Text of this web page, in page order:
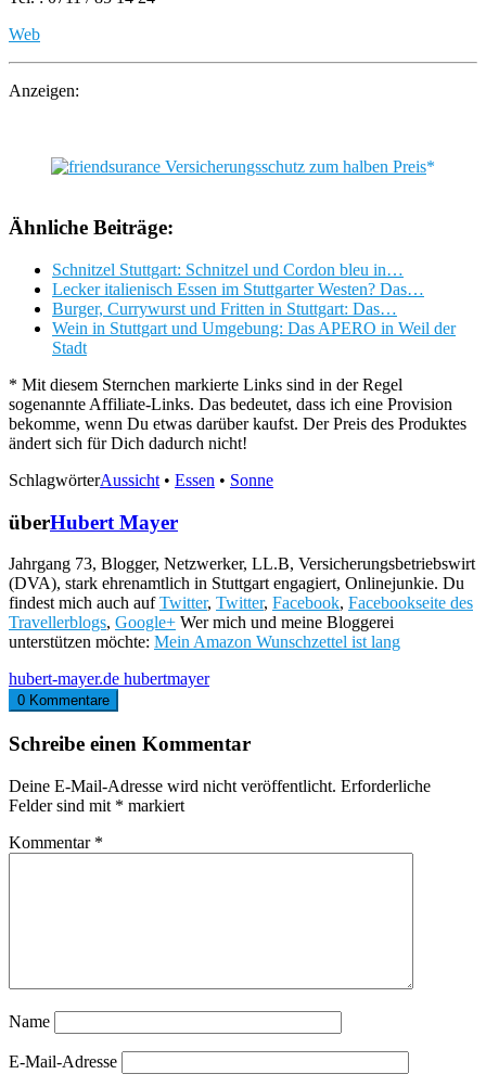
Web
Anzeigen:
Ähnliche Beiträge:
Schnitzel Stuttgart: Schnitzel und Cordon bleu in…
Lecker italienisch Essen im Stuttgarter Westen? Das…
Burger, Currywurst und Fritten in Stuttgart: Das…
Wein in Stuttgart und Umgebung: Das APERO in Weil der
Stadt
* Mit diesem Sternchen markierte Links sind in der Regel
sogenannte Affiliate-Links. Das bedeutet, dass ich eine Provision
bekomme, wenn Du etwas darüber kaufst. Der Preis des Produktes
ändert sich für Dich dadurch nicht!
SchlagwörterAussicht • Essen • Sonne
überHubert Mayer
Jahrgang 73, Blogger, Netzwerker, LL.B, Versicherungsbetriebswirt
(DVA), stark ehrenamtlich in Stuttgart engagiert, Onlinejunkie. Du
findest mich auch aufTwitter, Twitter, Facebook, Facebookseite des
Travellerblogs, Google+ Wer mich und meine Bloggerei
unterstützen möchte: Mein Amazon Wunschzettel ist lang
hubert-mayer.de hubertmayer
0 Kommentare
Schreibe einen Kommentar
Deine E-Mail-Adresse wird nicht veröffentlicht. Erforderliche
Felder sind mit * markiert
Kommentar *
Name
E-Mail-Adresse